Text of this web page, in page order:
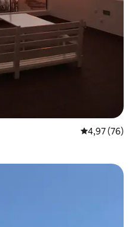
4,97 de uma
4,97 (76)